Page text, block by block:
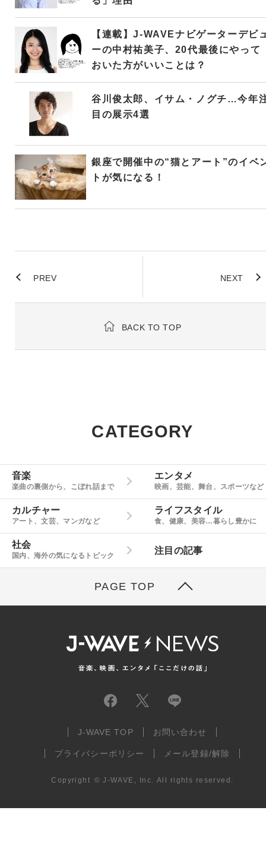
【連載】J-WAVEナビゲーターデビ
ーの中村祐美子、20代最後にやって
おいた方がいいことは？
谷川俊太郎、イサム・ノグチ…今年
目の展示4選
銀座で開催中の“猫とアート”のイベ
トが気になる！
PREV NEXT
BACK TO TOP
CATEGORY
音楽
楽曲の裏側から、こぼれ話まで
エンタメ
映画、芸能、舞台、スポーツなど
カルチャー
アート、文芸、マンガなど
ライフスタイル
食、健康、美容…暮らし豊かに
社会
国内、海外の気になるトピック
注目の記事
PAGE TOP
J-WAVE TOP お問い合わせ
プライバシーポリシー メール登録/解除
Copyright © J-WAVE, Inc. All rights reserved.